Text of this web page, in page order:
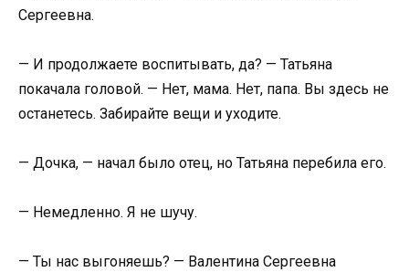
Сергеевна.
— И продолжаете воспитывать, да? — Татьяна
покачала головой. — Нет, мама. Нет, папа. Вы здесь не
останетесь. Забирайте вещи и уходите.
— Дочка, — начал было отец, но Татьяна перебила его.
— Немедленно. Я не шучу.
— Ты нас выгоняешь? — Валентина Сергеевна